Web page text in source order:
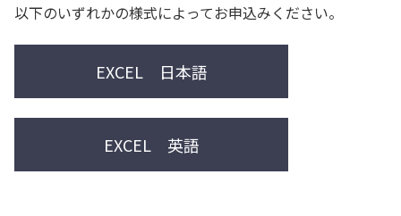
以下のいずれかの様式によってお申込みください。
EXCEL 日本語
EXCEL 英語